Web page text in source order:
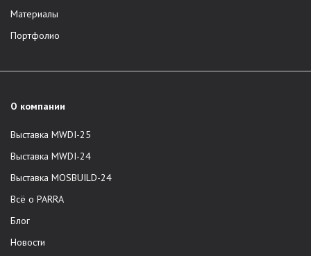
Материалы
Портфолио
О компании
Выставка MWDI-25
Выставка MWDI-24
Выставка MOSBUILD-24
Всё о PARRA
Блог
Новости